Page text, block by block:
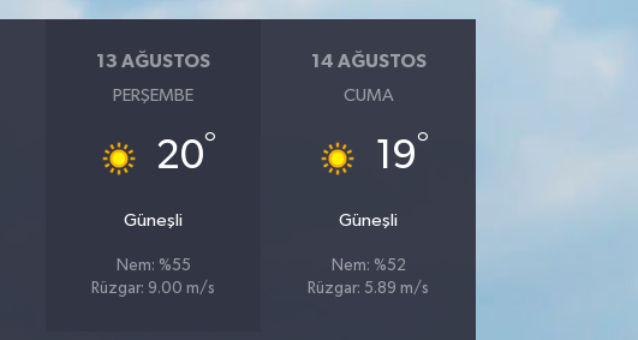
13 AĞUSTOS
PERŞEMBE
20°
Güneşli
Nem: %55
Rüzgar: 9.00 m/s
14 AĞUSTOS
CUMA
19°
Güneşli
Nem: %52
Rüzgar: 5.89 m/s